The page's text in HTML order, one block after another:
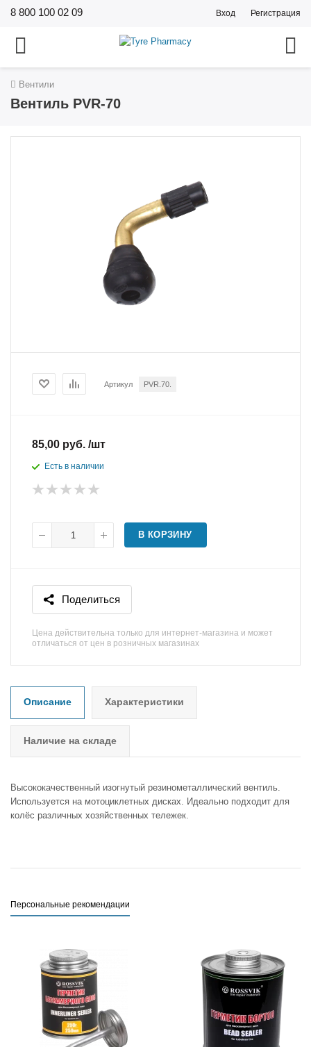
8 800 100 02 09 Вход Регистрация
Вентили
Вентиль PVR-70
Артикул PVR.70.
85,00 руб. /шт
Есть в наличии
В КОРЗИНУ
Поделиться
Цена действительна только для интернет-магазина и может
отличаться от цен в розничных магазинах
Описание Характеристики
Наличие на складе
Высококачественный изогнутый резинометаллический вентиль.
Используется на мотоциклетных дисках. Идеально подходит для
колёс различных хозяйственных тележек.
Персональные рекомендации